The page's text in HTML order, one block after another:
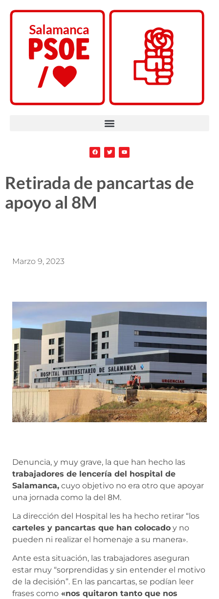
Retirada de pancartas de
apoyo al 8M
Marzo 9, 2023
Denuncia, y muy grave, la que han hecho las
trabajadores de lencería del hospital de
Salamanca, cuyo objetivo no era otro que apoyar
una jornada como la del 8M.
La dirección del Hospital les ha hecho retirar “los
carteles y pancartas que han colocado y no
pueden ni realizar el homenaje a su manera».
Ante esta situación, las trabajadores aseguran
estar muy “sorprendidas y sin entender el motivo
de la decisión”. En las pancartas, se podían leer
frases como «nos quitaron tanto que nos